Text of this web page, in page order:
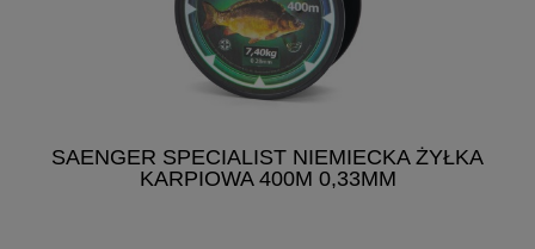
SAENGER SPECIALIST NIEMIECKA ŻYŁKA
KARPIOWA 400M 0,33MM